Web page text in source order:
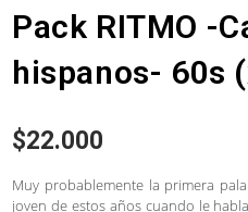
Pack RITMO -
hispanos- 60s
$22.000
Muy probablemente la primera
joven de estos años cuando le